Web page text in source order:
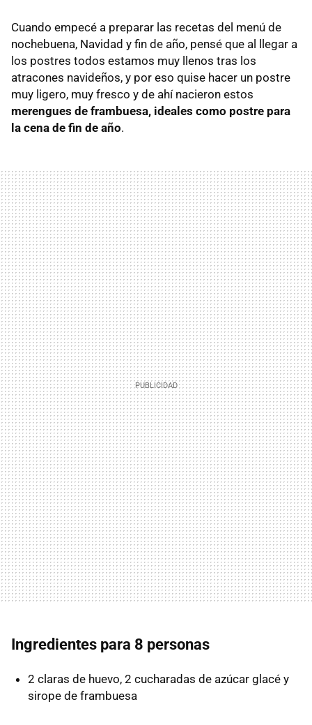
Cuando empecé a preparar las recetas del menú de
nochebuena, Navidad y fin de año, pensé que al llegar a
los postres todos estamos muy llenos tras los
atracones navideños, y por eso quise hacer un postre
muy ligero, muy fresco y de ahí nacieron estos
merengues de frambuesa, ideales como postre para
la cena de fin de año.
Ingredientes para 8 personas
2 claras de huevo, 2 cucharadas de azúcar glacé y
sirope de frambuesa